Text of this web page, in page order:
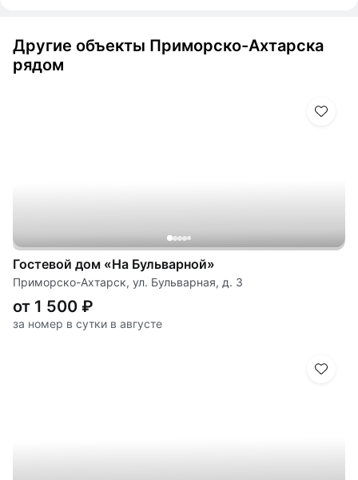
Другие объекты Приморско-Ахтарска
рядом
Гостевой дом «На Бульварной»
Приморско-Ахтарск, ул. Бульварная, д. 3
от 1 500 ₽
за номер в сутки в августе